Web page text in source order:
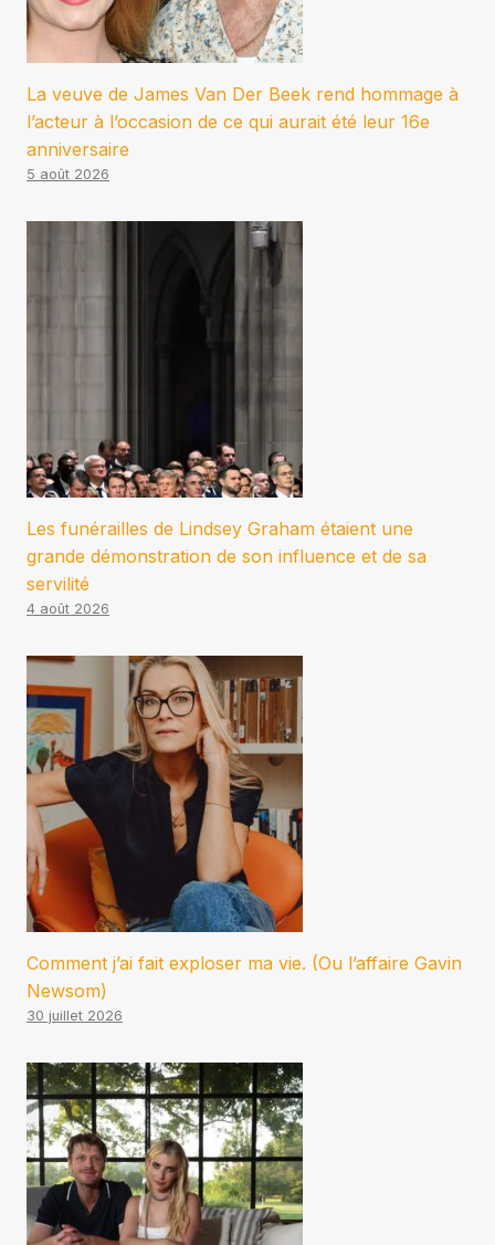
La veuve de James Van Der Beek rend hommage à
l’acteur à l’occasion de ce qui aurait été leur 16e
anniversaire
5 août 2026
Les funérailles de Lindsey Graham étaient une
grande démonstration de son influence et de sa
servilité
4 août 2026
Comment j’ai fait exploser ma vie. (Ou l’affaire Gavin
Newsom)
30 juillet 2026